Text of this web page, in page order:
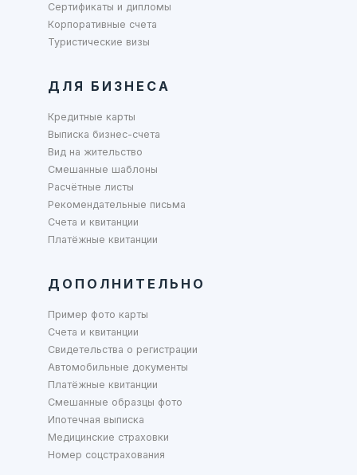
Сертификаты и дипломы
Корпоративные счета
Туристические визы
ДЛЯ БИЗНЕСА
Кредитные карты
Выписка бизнес-счета
Вид на жительство
Смешанные шаблоны
Расчётные листы
Рекомендательные письма
Счета и квитанции
Платёжные квитанции
ДОПОЛНИТЕЛЬНО
Пример фото карты
Счета и квитанции
Свидетельства о регистрации
Автомобильные документы
Платёжные квитанции
Смешанные образцы фото
Ипотечная выписка
Медицинские страховки
Номер соцстрахования